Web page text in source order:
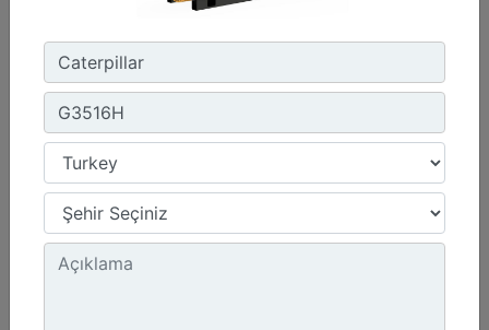
50,0 kVA
Maksimum Değer :
50,0 kVA
Detay Teklif Al